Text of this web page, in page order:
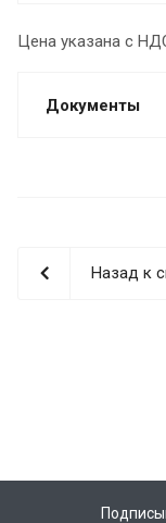
Цена указана с
Документы
Назад к